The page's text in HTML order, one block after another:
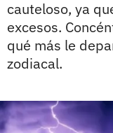
cauteloso, ya
excesos.
qué más le
zodiacal.